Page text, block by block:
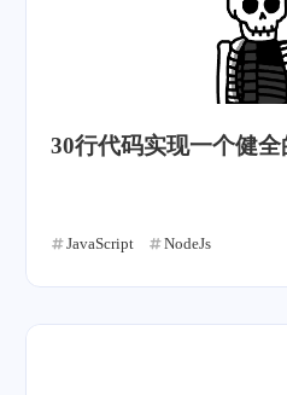
30行代码实现一个健
JavaScript NodeJs